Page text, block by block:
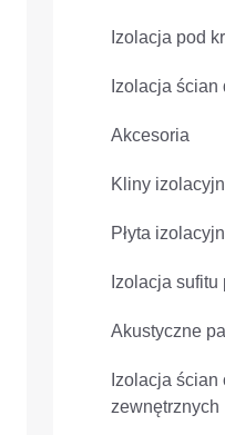
Izolacja pod
Izolacja ścian
Akcesoria
Kliny
Płyta
Izolacja
Akustyczne
Izolacja
zewnętrznych